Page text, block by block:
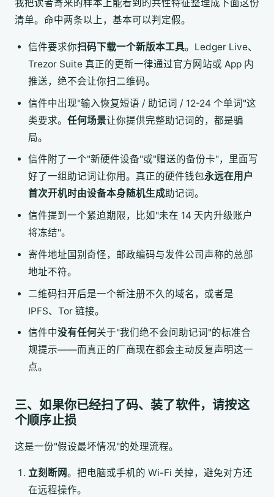
我把读者寄来的样本上能看到的共性特征整理成下面这份
清单。命中两条以上，基本可以判定假。
信件要求你扫码下载一个新版本工具。Ledger Live、
Trezor Suite 真正的更新一律通过官方网站或 App 内
推送，绝不会让你扫二维码。
信件中出现"输入恢复短语 / 助记词 / 12-24 个单词"这
类要求。 任何场景让你提供完整助记词的，都是骗
局。
信件附了一个"新硬件设备"或"赠送的备份卡"，里面写
好了一组助记词让你用。真正的硬件钱包永远在用户
首次开机时由设备本身随机生成助记词。
信件提到一个紧迫期限，比如"未在 14 天内升级账户
将冻结"。
寄件地址国别奇怪，邮政编码与发件公司声称的总部
地址不符。
二维码扫开后是一个新注册不久的域名，或者是
IPFS、Tor 链接。
信件中没有任何关于"我们绝不会问助记词"的标准合
规提示——而真正的厂商现在都会主动反复声明这一
点。
三、如果你已经扫了码、装了软件，请按这
个顺序止损
这是一份"假设最坏情况"的处理流程。
立刻断网。把电脑或手机的 Wi-Fi 关掉，避免对方还
在远程操作。